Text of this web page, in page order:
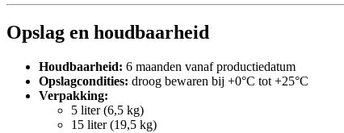
Opslag en houdbaarheid
Houdbaarheid: 6 maanden vanaf productiedatum
Opslagcondities: droog bewaren bij +0°C tot +25°C
Verpakking:
5 liter (6,5 kg)
15 liter (19,5 kg)